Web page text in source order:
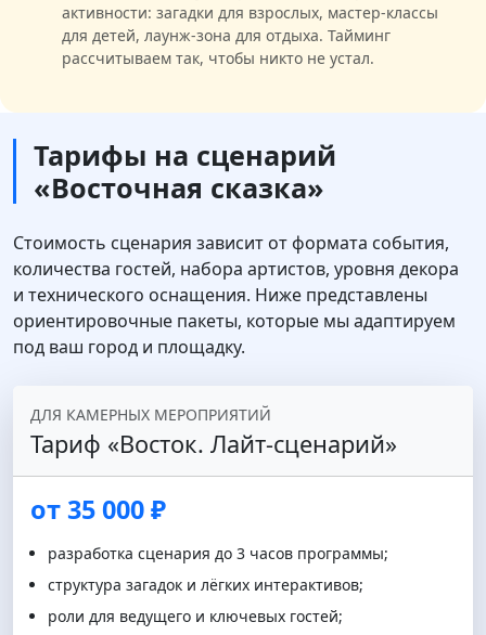
активности: загадки для взрослых, мастер-классы
для детей, лаунж-зона для отдыха. Тайминг
рассчитываем так, чтобы никто не устал.
Тарифы на сценарий
«Восточная сказка»
Стоимость сценария зависит от формата события,
количества гостей, набора артистов, уровня декора
и технического оснащения. Ниже представлены
ориентировочные пакеты, которые мы адаптируем
под ваш город и площадку.
ДЛЯ КАМЕРНЫХ МЕРОПРИЯТИЙ
Тариф «Восток. Лайт‑сценарий»
от 35 000 ₽
разработка сценария до 3 часов программы;
структура загадок и лёгких интерактивов;
роли для ведущего и ключевых гостей;